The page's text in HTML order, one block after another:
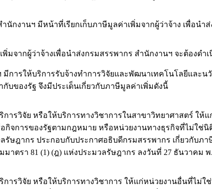
งานฯ มีหน้าที่เรียกเก็บภาษีมูลค่าเพิ่มจากผู้ว่าจ้าง เพื่อนำส่
ากผู้ว่าจ้างเพื่อนำส่งกรมสรรพากร สำนักงานฯ จะต้องดำ
รให้บริการรับจ้างทำการวิจัยและพัฒนาเทคโนโลยีและนวั
บของรัฐ จึงมีประเด็นเกี่ยวกับภาษีมูลค่าเพิ่มดังนี้
จัย หรือให้บริการทางวิชาการในสาขาวิทยาศาสตร์ ให้แ
จการของรัฐตามกฎหมาย หรือหน่วยงานทางธุรกิจที่ไม่ใช่
รัษฎากร ประกอบกับประกาศอธิบดีกรมสรรพากร เกี่ยวกับ
าตรา 81 (1) (ฎ) แห่งประมวลรัษฎากร ลงวันที่ 27 ธันวาคม พ.
จัย หรือให้บริการทางวิชาการ ให้แก่หน่วยงานอื่นที่ไม่ใช่